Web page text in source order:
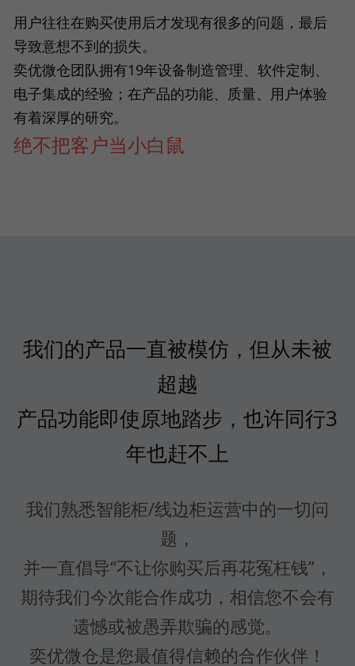
用户往往在购买使用后才发现有很多的问题，最后
导致意想不到的损失。
奕优微仓团队拥有19年设备制造管理、软件定制、
电子集成的经验；在产品的功能、质量、用户体验
有着深厚的研究。
绝不把客户当小白鼠
我们的产品一直被模仿，但从未被
超越
产品功能即使原地踏步，也许同行3
年也赶不上
我们熟悉智能柜/线边柜运营中的一切问
题，
并一直倡导“不让你购买后再花冤枉钱”，
期待我们今次能合作成功，相信您不会有
遗憾或被愚弄欺骗的感觉。
奕优微仓是您最值得信赖的合作伙伴！